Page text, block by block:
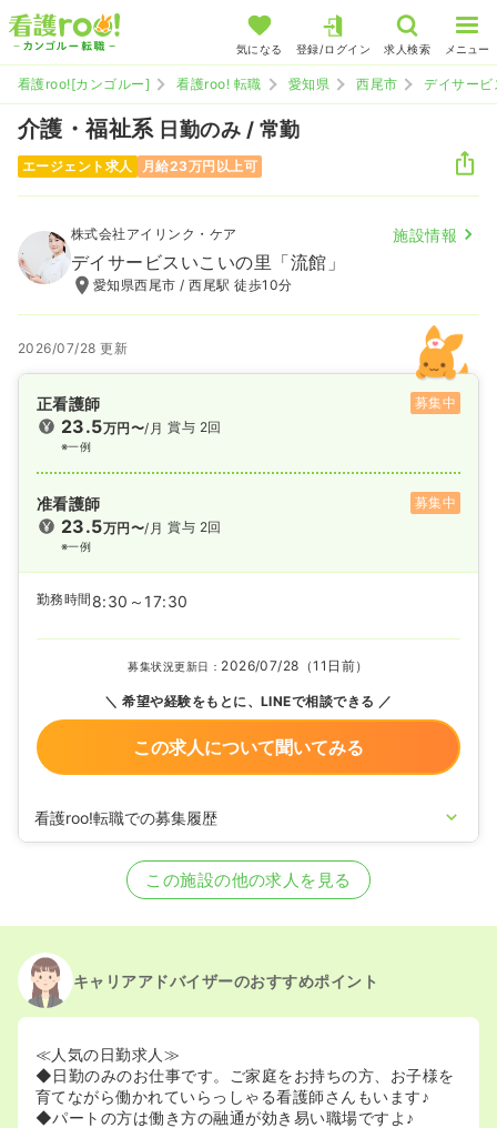
気になる 登録/ログイン 求人検索 メニュー
看護roo![カンゴルー] 看護roo! 転職 愛知県 西尾市 デイサー
介護・福祉系 日勤のみ / 常勤
エージェント求人 月給23万円以上可
株式会社アイリンク・ケア 施設情報
デイサービスいこいの里「流館」
愛知県西尾市 / 西尾駅 徒歩10分
2026/07/28 更新
正看護師 募集中
23.5万円〜/月
※一例
賞与 2回
准看護師 募集中
23.5万円〜/月
※一例
賞与 2回
勤務時間 8:30～17:30
募集状況更新日： 2026/07/28（11日前）
希望や経験をもとに、LINEで相談できる
この求人について聞いてみる
看護roo!転職での募集履歴
正・准看護師の募集を休止
正・准看護師の募集を開始
2020/09/17正・准看護師を募集中
この施設の他の求人を見る
キャリアアドバイザーのおすすめポイント
≪人気の日勤求人≫
◆日勤のみのお仕事です。ご家庭をお持ちの方、お子様を
育てながら働かれていらっしゃる看護師さんもいます♪
◆パートの方は働き方の融通が効き易い職場ですよ♪